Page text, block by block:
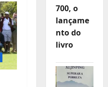
700, o
lançame
nto do
livro